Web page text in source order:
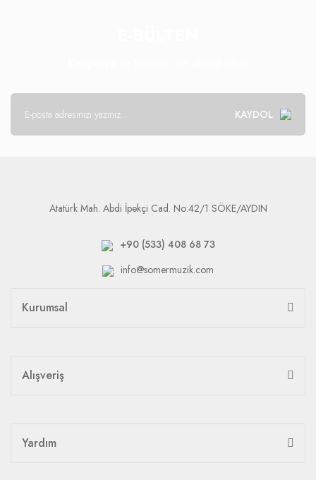
KAYDOL
Atatürk Mah. Abdi İpekçi Cad. No:42/1 SÖKE/AYDIN
+90 (533) 408 68 73
info@somermuzik.com
Kurumsal
Alışveriş
Yardım